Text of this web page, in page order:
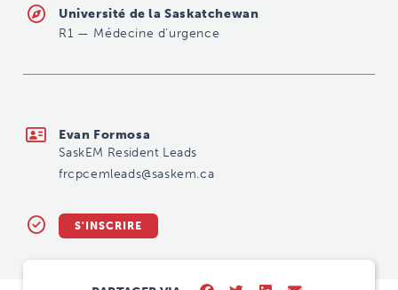
Université de la Saskatchewan
R1 — Médecine d'urgence
Evan Formosa
SaskEM Resident Leads
frcpcemleads@saskem.ca
S'INSCRIRE